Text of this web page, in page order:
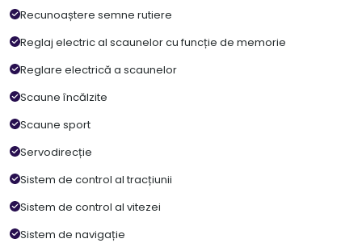
Recunoaștere semne rutiere
Reglaj electric al scaunelor cu funcție de memorie
Reglare electrică a scaunelor
Scaune încălzite
Scaune sport
Servodirecție
Sistem de control al tracțiunii
Sistem de control al vitezei
Sistem de navigație